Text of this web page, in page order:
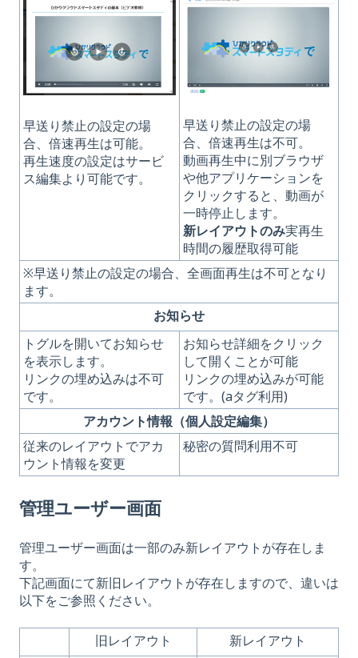
早送り禁止の設定の場
合、倍速再生は可能。
再生速度の設定はサービ
ス編集より可能です。
早送り禁止の設定の場
合、倍速再生は不可。
動画再生中に別ブラウザ
や他アプリケーションを
クリックすると、動画が
一時停止します。
新レイアウトのみ実再生
時間の履歴取得可能
※早送り禁止の設定の場合、全画面再生は不可となり
ます。
お知らせ
トグルを開いてお知らせ
を表示します。
リンクの埋め込みは不可
です。
お知らせ詳細をクリック
して開くことが可能
リンクの埋め込みが可能
です。(aタグ利用)
アカウント情報（個人設定編集）
従来のレイアウトでアカ
ウント情報を変更
秘密の質問利用不可
管理ユーザー画面
管理ユーザー画面は一部のみ新レイアウトが存在しま
す。
下記画面にて新旧レイアウトが存在しますので、違いは
以下をご参照ください。
旧レイアウト 新レイアウト